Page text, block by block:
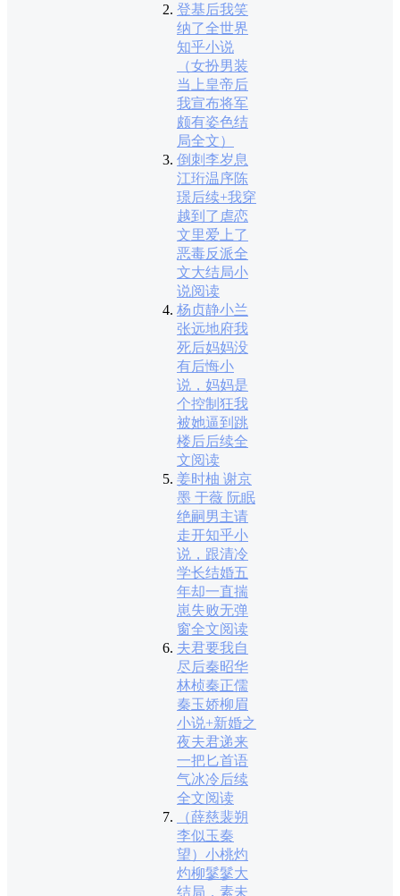
登基后我笑
纳了全世界
知乎小说
（女扮男装
当上皇帝后
我宣布将军
颇有姿色结
局全文）
倒刺李岁息
江珩温序陈
璟后续+我穿
越到了虐恋
文里爱上了
恶毒反派全
文大结局小
说阅读
杨贞静小兰
张远地府我
死后妈妈没
有后悔小
说，妈妈是
个控制狂我
被她逼到跳
楼后后续全
文阅读
姜时柚 谢京
墨 于薇 阮眠
绝嗣男主请
走开知乎小
说，跟清冷
学长结婚五
年却一直揣
崽失败无弹
窗全文阅读
夫君要我自
尽后秦昭华
林桢秦正儒
秦玉娇柳眉
小说+新婚之
夜夫君递来
一把匕首语
气冰冷后续
全文阅读
（薛慈裴朔
李似玉秦
望）小桃灼
灼柳鬖鬖大
结局，素未